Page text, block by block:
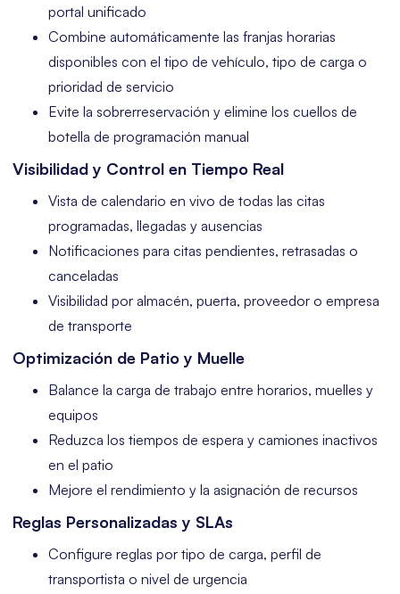
portal unificado
Combine automáticamente las franjas horarias
disponibles con el tipo de vehículo, tipo de carga o
prioridad de servicio
Evite la sobrerreservación y elimine los cuellos de
botella de programación manual
Visibilidad y Control en Tiempo Real
Vista de calendario en vivo de todas las citas
programadas, llegadas y ausencias
Notificaciones para citas pendientes, retrasadas o
canceladas
Visibilidad por almacén, puerta, proveedor o empresa
de transporte
Optimización de Patio y Muelle
Balance la carga de trabajo entre horarios, muelles y
equipos
Reduzca los tiempos de espera y camiones inactivos
en el patio
Mejore el rendimiento y la asignación de recursos
Reglas Personalizadas y SLAs
Configure reglas por tipo de carga, perfil de
transportista o nivel de urgencia